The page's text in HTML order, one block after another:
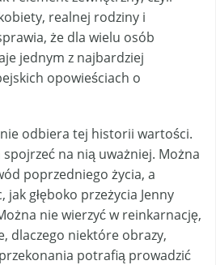
realnej rodziny i
że dla wielu osób
jednym z najbardziej
opowieściach o
odbiera tej historii wartości.
na nią uważniej. Można
poprzedniego życia, a
głęboko przeżycia Jenny
nie wierzyć w reinkarnację,
dlaczego niektóre obrazy,
potrafią prowadzić